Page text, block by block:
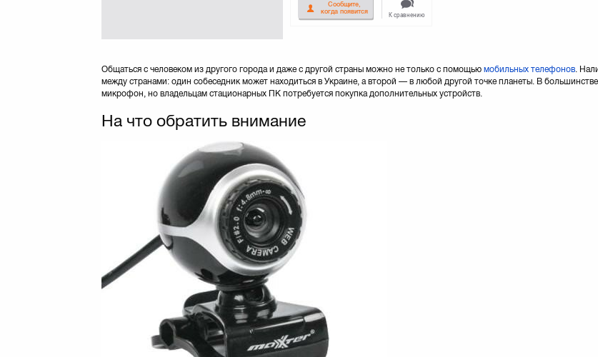
Сообщите,
когда появится
К сравнению
Общаться с человеком из другого города и даже с другой страны можно не только с помощью мобильных телефонов.
между странами: один собеседник может находиться в Украине, а второй — в любой другой точке планеты. В
микрофон, но владельцам стационарных ПК потребуется покупка дополнительных устройств.
На что обратить внимание